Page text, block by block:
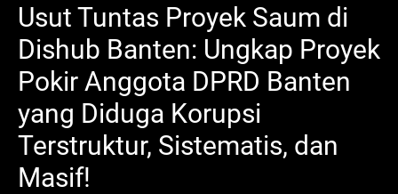
Usut Tuntas Proyek Saum di
Dishub Banten: Ungkap Proyek
Pokir Anggota DPRD Banten
yang Diduga Korupsi
Terstruktur, Sistematis, dan
Masif!